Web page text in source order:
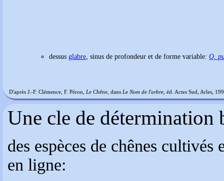
dessus glabre, sinus de profondeur et de forme variable: Q.
D'après J.-F. Clémence, F. Péron, Le Chêne , dans Le Nom de l'arbre , éd. Actes Sud, Arles,
Une cle de détermination
des espèces de chênes
en ligne: